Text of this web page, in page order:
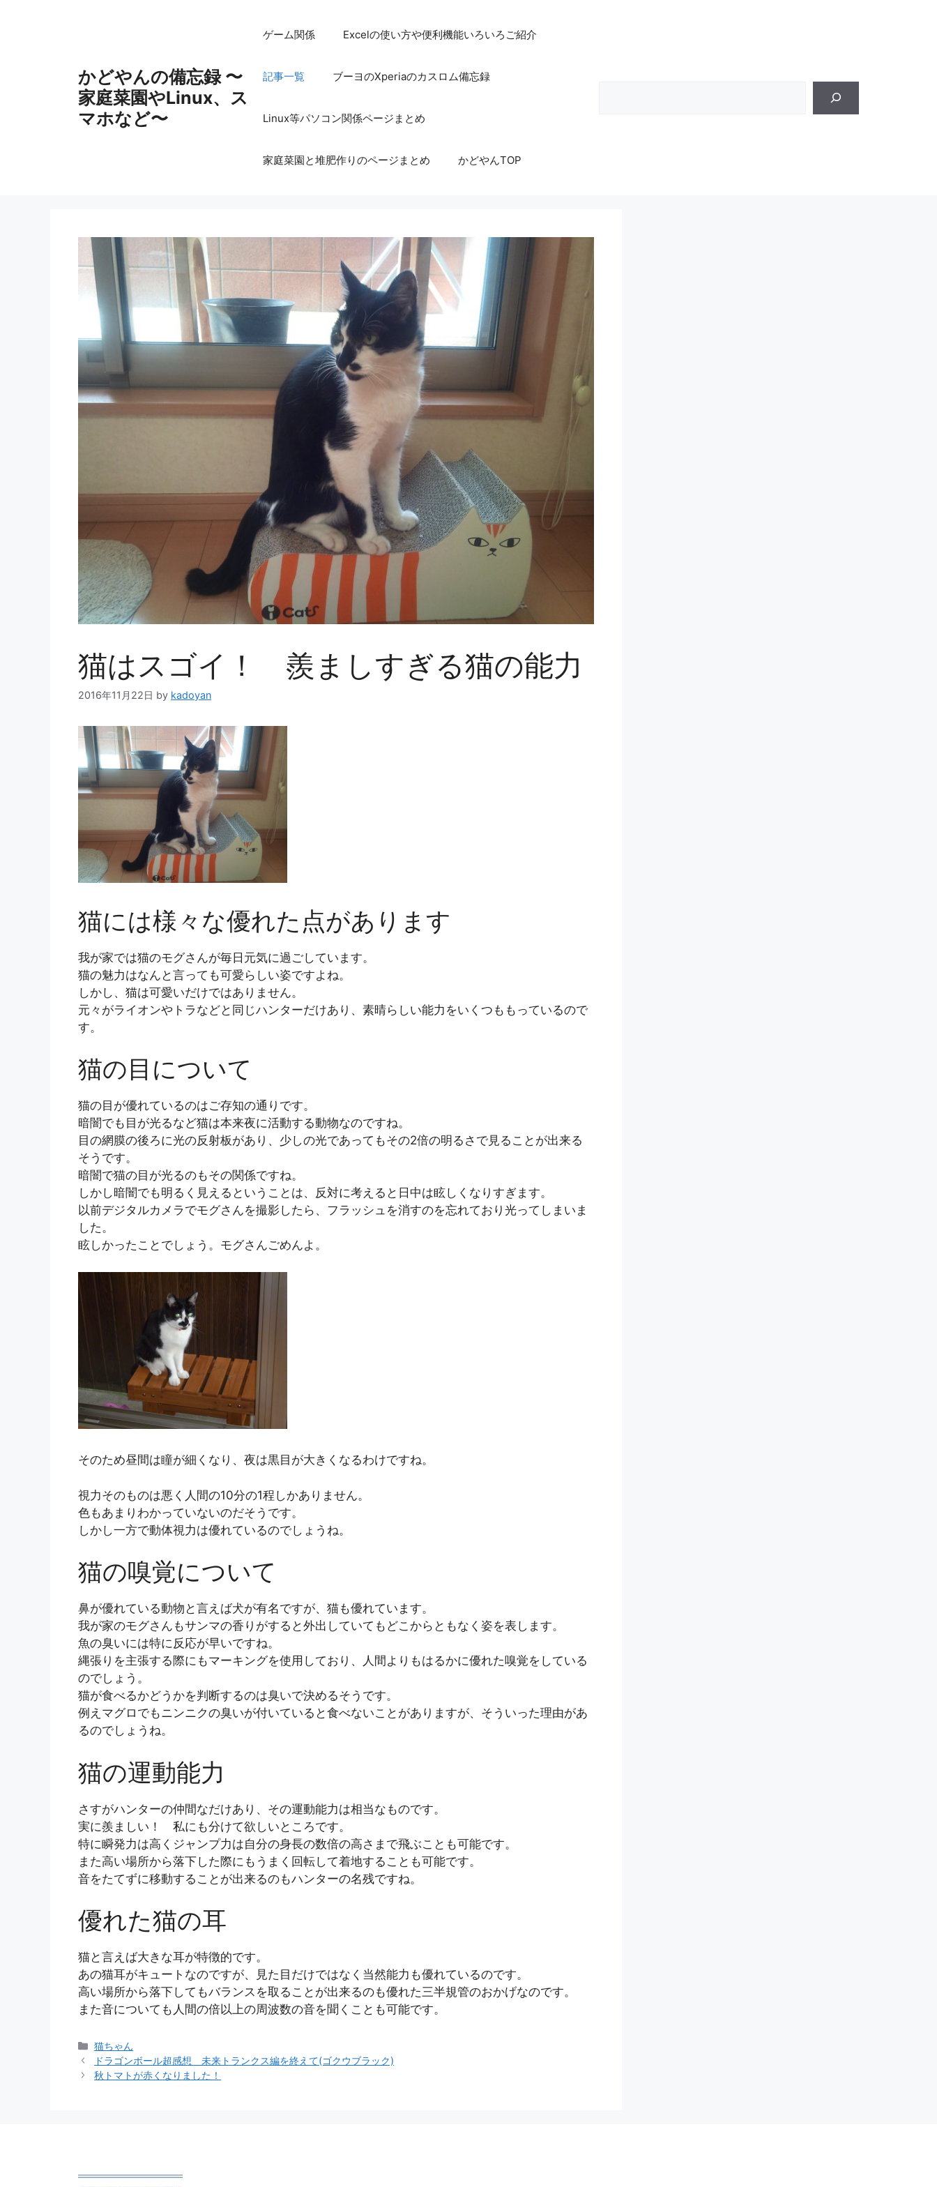
かどやんの備忘録 〜
家庭菜園やLinux、ス
マホなど〜
ゲーム関係 Excelの使い方や便利機能いろいろご紹介
記事一覧 ブーヨのXperiaのカスロム備忘録
Linux等パソコン関係ページまとめ
家庭菜園と堆肥作りのページまとめ かどやんTOP
猫はスゴイ！ 羨ましすぎる猫の能力
2016年11月22日 by kadoyan
猫には様々な優れた点があります
我が家では猫のモグさんが毎日元気に過ごしています。
猫の魅力はなんと言っても可愛らしい姿ですよね。
しかし、猫は可愛いだけではありません。
元々がライオンやトラなどと同じハンターだけあり、素晴らしい能力をいくつももっているので
す。
猫の目について
猫の目が優れているのはご存知の通りです。
暗闇でも目が光るなど猫は本来夜に活動する動物なのですね。
目の網膜の後ろに光の反射板があり、少しの光であってもその2倍の明るさで見ることが出来る
そうです。
暗闇で猫の目が光るのもその関係ですね。
しかし暗闇でも明るく見えるということは、反対に考えると日中は眩しくなりすぎます。
以前デジタルカメラでモグさんを撮影したら、フラッシュを消すのを忘れており光ってしまいま
した。
眩しかったことでしょう。モグさんごめんよ。
そのため昼間は瞳が細くなり、夜は黒目が大きくなるわけですね。
視力そのものは悪く人間の10分の1程しかありません。
色もあまりわかっていないのだそうです。
しかし一方で動体視力は優れているのでしょうね。
猫の嗅覚について
鼻が優れている動物と言えば犬が有名ですが、猫も優れています。
我が家のモグさんもサンマの香りがすると外出していてもどこからともなく姿を表します。
魚の臭いには特に反応が早いですね。
縄張りを主張する際にもマーキングを使用しており、人間よりもはるかに優れた嗅覚をしている
のでしょう。
猫が食べるかどうかを判断するのは臭いで決めるそうです。
例えマグロでもニンニクの臭いが付いていると食べないことがありますが、そういった理由があ
るのでしょうね。
猫の運動能力
さすがハンターの仲間なだけあり、その運動能力は相当なものです。
実に羨ましい！ 私にも分けて欲しいところです。
特に瞬発力は高くジャンプ力は自分の身長の数倍の高さまで飛ぶことも可能です。
また高い場所から落下した際にもうまく回転して着地することも可能です。
音をたてずに移動することが出来るのもハンターの名残ですね。
優れた猫の耳
猫と言えば大きな耳が特徴的です。
あの猫耳がキュートなのですが、見た目だけではなく当然能力も優れているのです。
高い場所から落下してもバランスを取ることが出来るのも優れた三半規管のおかげなのです。
また音についても人間の倍以上の周波数の音を聞くことも可能です。
カ
テ
ゴ
猫ちゃん
ドラゴンボール超感想 未来トランクス編を終えて(ゴクウブラック)
秋トマトが赤くなりました！